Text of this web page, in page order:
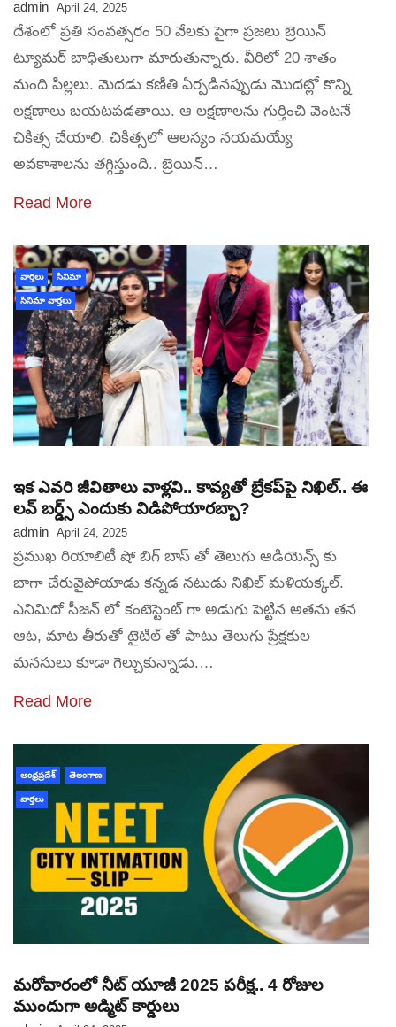
admin April 24, 2025
దేశంలో ప్రతి సంవత్సరం 50 వేలకు పైగా ప్రజలు బ్రెయిన్
ట్యూమర్ బాధితులుగా మారుతున్నారు. వీరిలో 20 శాతం
మంది పిల్లలు. మెదడు కణితి ఏర్పడినప్పుడు మొదట్లో కొన్ని
లక్షణాలు బయటపడతాయి. ఆ లక్షణాలను గుర్తించి వెంటనే
చికిత్స చేయాలి. చికిత్సలో ఆలస్యం నయమయ్యే
అవకాశాలను తగ్గిస్తుంది.. బ్రెయిన్…
Read More
వార్తలు సినిమా
సినిమా వార్తలు
ఇక ఎవరి జీవితాలు వాళ్లవి.. కావ్యతో బ్రేకప్‌పై నిఖిల్.. ఈ
లవ్ బర్డ్స్ ఎందుకు విడిపోయారబ్బా?
admin April 24, 2025
ప్రముఖ రియాలిటీ షో బిగ్ బాస్ తో తెలుగు ఆడియెన్స్ కు
బాగా చేరువైపోయాడు కన్నడ నటుడు నిఖిల్ మళియక్కల్‌.
ఎనిమిదో సీజన్ లో కంటెస్టెంట్ గా అడుగు పెట్టిన అతను తన
ఆట, మాట తీరుతో టైటిల్ తో పాటు తెలుగు ప్రేక్షకుల
మనసులు కూడా గెల్చుకున్నాడు.…
Read More
ఆంధ్రప్రదేశ్ తెలంగాణ
వార్తలు
మరోవారంలో నీట్‌ యూజీ 2025 పరీక్ష.. 4 రోజుల
ముందుగా అడ్మిట్‌ కార్డులు